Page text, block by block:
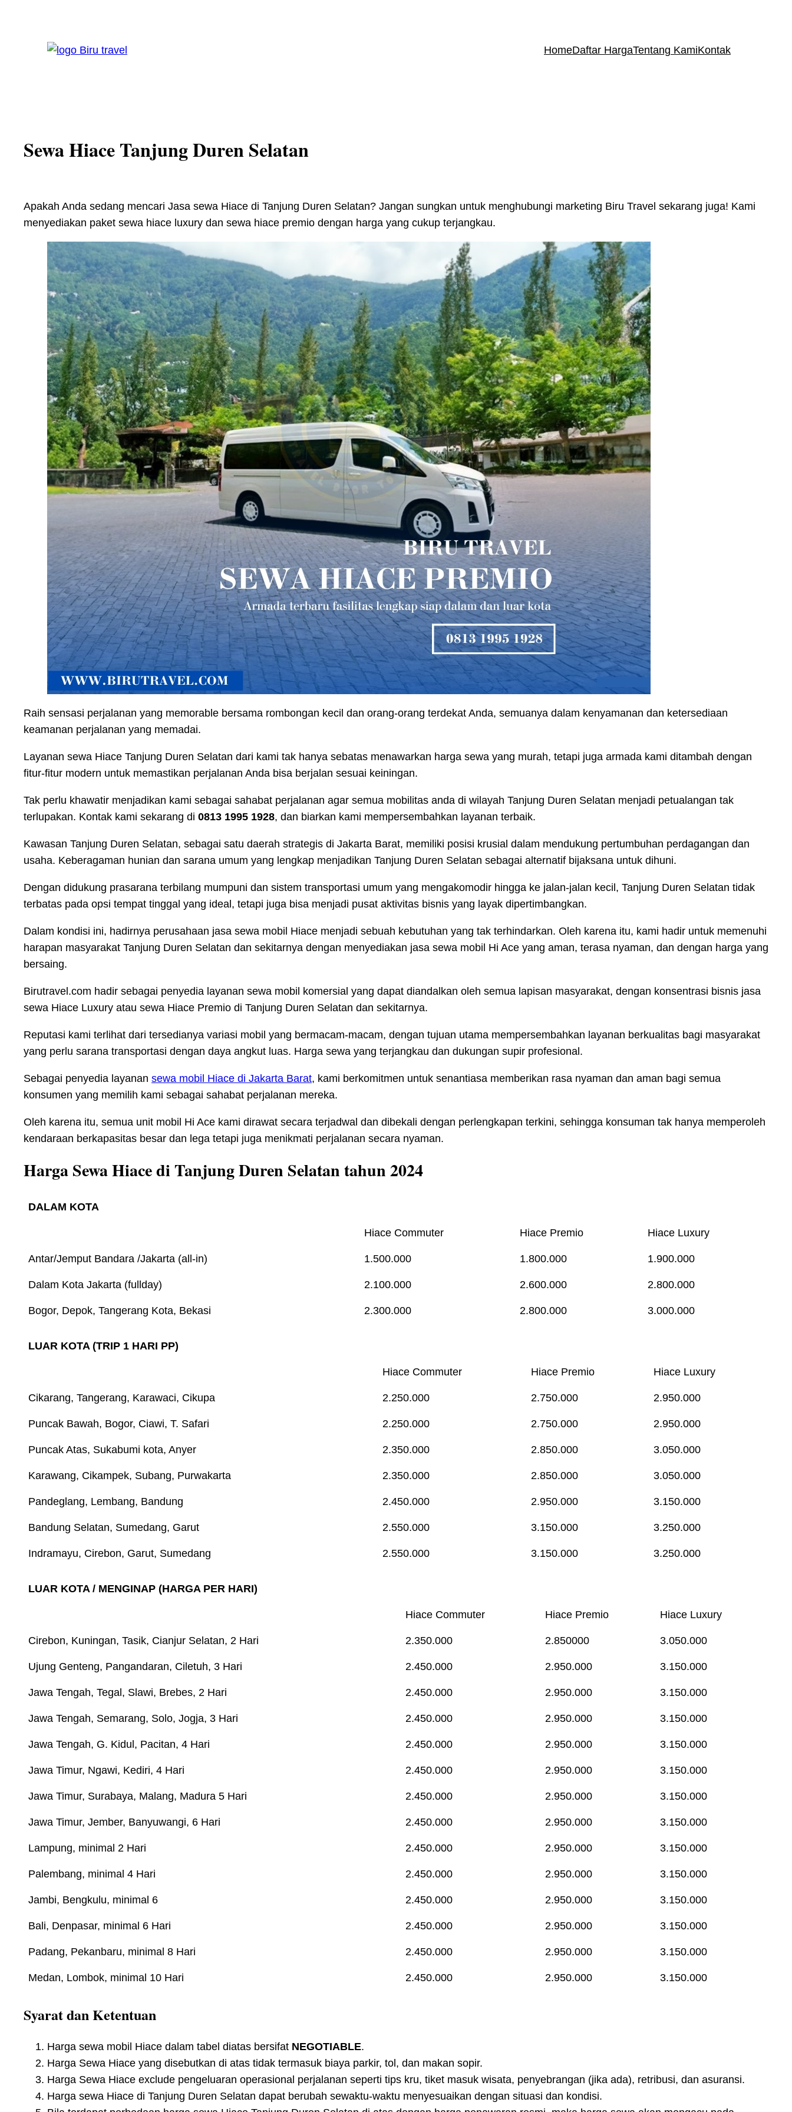
HomeDaftar HargaTentang KamiKontak
Sewa Hiace Tanjung Duren Selatan
Apakah Anda sedang mencari Jasa sewa Hiace di Tanjung Duren Selatan? Jangan sungkan untuk menghubungi marketing Biru Travel sekarang juga! Kami
menyediakan paket sewa hiace luxury dan sewa hiace premio dengan harga yang cukup terjangkau.
Raih sensasi perjalanan yang memorable bersama rombongan kecil dan orang-orang terdekat Anda, semuanya dalam kenyamanan dan ketersediaan
keamanan perjalanan yang memadai.
Layanan sewa Hiace Tanjung Duren Selatan dari kami tak hanya sebatas menawarkan harga sewa yang murah, tetapi juga armada kami ditambah dengan
fitur-fitur modern untuk memastikan perjalanan Anda bisa berjalan sesuai keiningan.
Tak perlu khawatir menjadikan kami sebagai sahabat perjalanan agar semua mobilitas anda di wilayah Tanjung Duren Selatan menjadi petualangan tak
terlupakan. Kontak kami sekarang di 0813 1995 1928, dan biarkan kami mempersembahkan layanan terbaik.
Kawasan Tanjung Duren Selatan, sebagai satu daerah strategis di Jakarta Barat, memiliki posisi krusial dalam mendukung pertumbuhan perdagangan dan
usaha. Keberagaman hunian dan sarana umum yang lengkap menjadikan Tanjung Duren Selatan sebagai alternatif bijaksana untuk dihuni.
Dengan didukung prasarana terbilang mumpuni dan sistem transportasi umum yang mengakomodir hingga ke jalan-jalan kecil, Tanjung Duren Selatan tidak
terbatas pada opsi tempat tinggal yang ideal, tetapi juga bisa menjadi pusat aktivitas bisnis yang layak dipertimbangkan.
Dalam kondisi ini, hadirnya perusahaan jasa sewa mobil Hiace menjadi sebuah kebutuhan yang tak terhindarkan. Oleh karena itu, kami hadir untuk memenuhi
harapan masyarakat Tanjung Duren Selatan dan sekitarnya dengan menyediakan jasa sewa mobil Hi Ace yang aman, terasa nyaman, dan dengan harga yang
bersaing.
Birutravel.com hadir sebagai penyedia layanan sewa mobil komersial yang dapat diandalkan oleh semua lapisan masyarakat, dengan konsentrasi bisnis jasa
sewa Hiace Luxury atau sewa Hiace Premio di Tanjung Duren Selatan dan sekitarnya.
Reputasi kami terlihat dari tersedianya variasi mobil yang bermacam-macam, dengan tujuan utama mempersembahkan layanan berkualitas bagi masyarakat
yang perlu sarana transportasi dengan daya angkut luas. Harga sewa yang terjangkau dan dukungan supir profesional.
Sebagai penyedia layanan sewa mobil Hiace di Jakarta Barat, kami berkomitmen untuk senantiasa memberikan rasa nyaman dan aman bagi semua
konsumen yang memilih kami sebagai sahabat perjalanan mereka.
Oleh karena itu, semua unit mobil Hi Ace kami dirawat secara terjadwal dan dibekali dengan perlengkapan terkini, sehingga konsuman tak hanya memperoleh
kendaraan berkapasitas besar dan lega tetapi juga menikmati perjalanan secara nyaman.
Harga Sewa Hiace di Tanjung Duren Selatan tahun 2024
DALAM KOTA
Hiace Commuter Hiace Premio Hiace Luxury
Antar/Jemput Bandara /Jakarta (all-in) 1.500.000 1.800.000 1.900.000
Dalam Kota Jakarta (fullday) 2.100.000 2.600.000 2.800.000
Bogor, Depok, Tangerang Kota, Bekasi 2.300.000 2.800.000 3.000.000
LUAR KOTA (TRIP 1 HARI PP)
Hiace Commuter Hiace Premio Hiace Luxury
Cikarang, Tangerang, Karawaci, Cikupa 2.250.000 2.750.000 2.950.000
Puncak Bawah, Bogor, Ciawi, T. Safari 2.250.000 2.750.000 2.950.000
Puncak Atas, Sukabumi kota, Anyer 2.350.000 2.850.000 3.050.000
Karawang, Cikampek, Subang, Purwakarta 2.350.000 2.850.000 3.050.000
Pandeglang, Lembang, Bandung 2.450.000 2.950.000 3.150.000
Bandung Selatan, Sumedang, Garut 2.550.000 3.150.000 3.250.000
Indramayu, Cirebon, Garut, Sumedang 2.550.000 3.150.000 3.250.000
LUAR KOTA / MENGINAP (HARGA PER HARI)
Hiace Commuter Hiace Premio Hiace Luxury
Cirebon, Kuningan, Tasik, Cianjur Selatan, 2 Hari 2.350.000 2.850000 3.050.000
Ujung Genteng, Pangandaran, Ciletuh, 3 Hari 2.450.000 2.950.000 3.150.000
Jawa Tengah, Tegal, Slawi, Brebes, 2 Hari 2.450.000 2.950.000 3.150.000
Jawa Tengah, Semarang, Solo, Jogja, 3 Hari 2.450.000 2.950.000 3.150.000
Jawa Tengah, G. Kidul, Pacitan, 4 Hari 2.450.000 2.950.000 3.150.000
Jawa Timur, Ngawi, Kediri, 4 Hari 2.450.000 2.950.000 3.150.000
Jawa Timur, Surabaya, Malang, Madura 5 Hari 2.450.000 2.950.000 3.150.000
Jawa Timur, Jember, Banyuwangi, 6 Hari 2.450.000 2.950.000 3.150.000
Lampung, minimal 2 Hari 2.450.000 2.950.000 3.150.000
Palembang, minimal 4 Hari 2.450.000 2.950.000 3.150.000
Jambi, Bengkulu, minimal 6 2.450.000 2.950.000 3.150.000
Bali, Denpasar, minimal 6 Hari 2.450.000 2.950.000 3.150.000
Padang, Pekanbaru, minimal 8 Hari 2.450.000 2.950.000 3.150.000
Medan, Lombok, minimal 10 Hari 2.450.000 2.950.000 3.150.000
Syarat dan Ketentuan
Harga sewa mobil Hiace dalam tabel diatas bersifat NEGOTIABLE.
Harga Sewa Hiace yang disebutkan di atas tidak termasuk biaya parkir, tol, dan makan sopir.
Harga Sewa Hiace exclude pengeluaran operasional perjalanan seperti tips kru, tiket masuk wisata, penyebrangan (jika ada), retribusi, dan asuransi.
Harga sewa Hiace di Tanjung Duren Selatan dapat berubah sewaktu-waktu menyesuaikan dengan situasi dan kondisi.